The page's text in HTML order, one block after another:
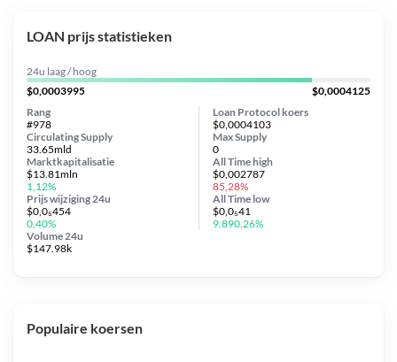
LOAN prijs statistieken
24u laag / hoog
$0,0003995
$0,0004125
Loan Protocol koers
$0,0004103
Circulating Supply
33.65mld
Prijs wijziging 24u
$0,0₅454
0,40%
Max Supply
0
Marktkapitalisatie
$13.81mln
1,12%
Volume 24u
$147.98k
Rang
#978
All Timehigh
$0,002787
85,28%
All Time low
$0,0₅41
9.890,26%
Populaire koersen